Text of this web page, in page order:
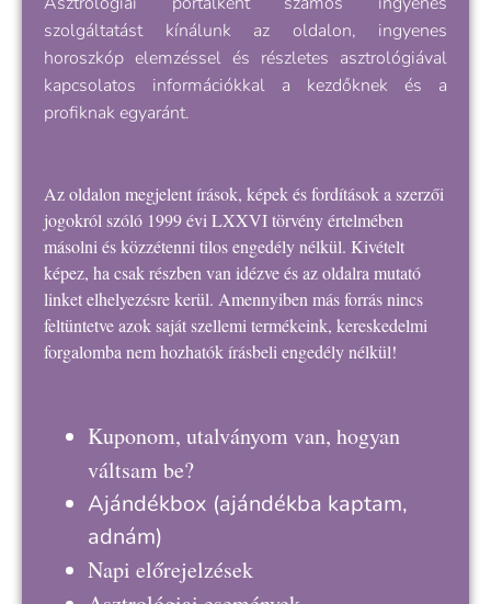
szolgáltatást kínálunk az oldalon, ingyenes
horoszkóp elemzéssel és részletes asztrológiával
kapcsolatos információkkal a kezdőknek és a
profiknak egyaránt.
Az oldalon megjelent írások, képek és fordítások a szerzői
jogokról szóló 1999 évi LXXVI törvény értelmében
másolni és közzétenni tilos engedély nélkül. Kivételt
képez, ha csak részben van idézve és az oldalra mutató
linket elhelyezésre kerül. Amennyiben más forrás nincs
feltüntetve azok saját szellemi termékeink, kereskedelmi
forgalomba nem hozhatók írásbeli engedély nélkül!
Kuponom, utalványom van, hogyan
váltsam be?
Ajándékbox (ajándékba kaptam,
adnám)
Napi előrejelzések